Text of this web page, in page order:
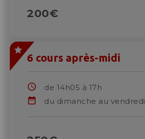
200€
6 cours après-midi
schedule de 14h05 à 17h
date_range du dimanche au vendredi